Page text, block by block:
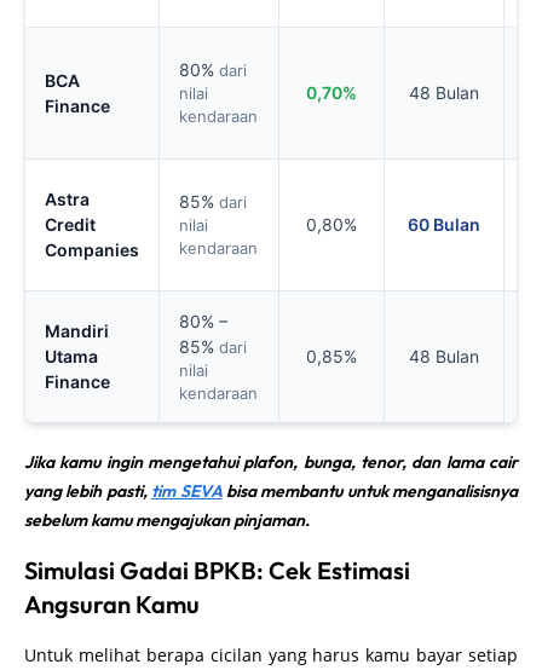
BCA
Finance
80% dari
nilai
kendaraan
0,70% 48 Bulan
Astra
Credit
Companies
85% dari
nilai
kendaraan
0,80% 60 Bulan
Mandiri
Utama
Finance
80% –
85% dari
nilai
kendaraan
0,85% 48 Bulan
Jika kamu ingin mengetahui plafon, bunga, tenor, dan lama cair
yang lebih pasti, tim SEVAbisa membantu untuk menganalisisnya
sebelum kamu mengajukan pinjaman.
Simulasi Gadai BPKB: Cek Estimasi
Angsuran Kamu
Untuk melihat berapa cicilan yang harus kamu bayar setiap